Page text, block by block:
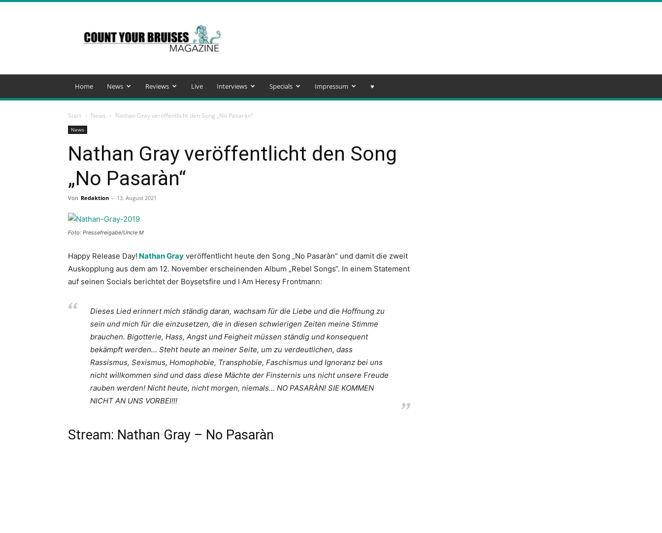
Your
Bruises
Magazine
Home News Reviews Live Interviews Specials Impressum ♥️
Start News Nathan Gray veröffentlicht den Song „No Pasaràn“
News
Nathan Gray veröffentlicht den Song
„No Pasaràn“
Von Redaktion - 13. August 2021
Foto: Pressefreigabe/Uncle M
Happy Release Day! Nathan Gray veröffentlicht heute den Song „No Pasaràn“ und damit die zweit
Auskopplung aus dem am 12. November erscheinenden Album „Rebel Songs“. In einem Statement
auf seinen Socials berichtet der Boysetsfire und I Am Heresy Frontmann:
Dieses Lied erinnert mich ständig daran, wachsam für die Liebe und die Hoffnung zu
sein und mich für die einzusetzen, die in diesen schwierigen Zeiten meine Stimme
brauchen. Bigotterie, Hass, Angst und Feigheit müssen ständig und konsequent
bekämpft werden… Steht heute an meiner Seite, um zu verdeutlichen, dass
Rassismus, Sexismus, Homophobie, Transphobie, Faschismus und Ignoranz bei uns
nicht willkommen sind und dass diese Mächte der Finsternis uns nicht unsere Freude
rauben werden! Nicht heute, nicht morgen, niemals… NO PASARÀN! SIE KOMMEN
NICHT AN UNS VORBEI!!!
Stream: Nathan Gray – No Pasaràn